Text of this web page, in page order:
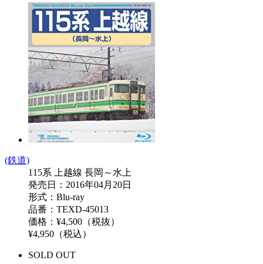
(鉄道)
115系 上越線 長岡～水上
発売日：2016年04月20日
形式：Blu-ray
品番：TEXD-45013
価格：¥4,500（税抜）
¥4,950（税込）
SOLD OUT